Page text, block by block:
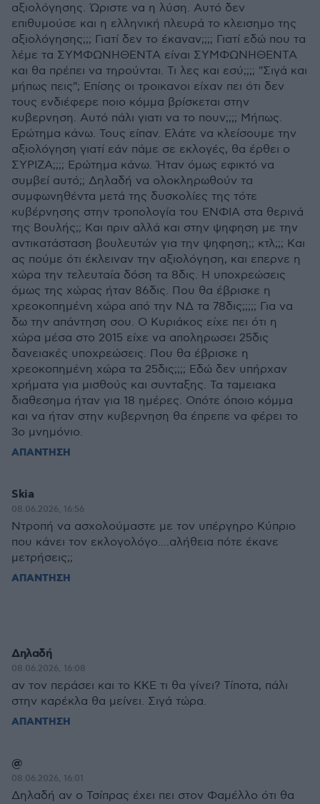
αξιολόγησης. Ώριστε να η λύση. Αυτό δεν
επιθυμούσε και η ελληνική πλευρά το κλεισημο της
αξιολόγησης;;; Γιατί δεν το έκαναν;;;; Γιατί εδώ που τα
λέμε τα ΣΥΜΦΩΝΗΘΕΝΤΑ είναι ΣΥΜΦΩΝΗΘΕΝΤΑ
και θα πρέπει να τηρούνται. Τι λες και εσύ;;;; "Σιγά και
μήπως πεις"; Επίσης οι τροικανοι είχαν πει ότι δεν
τους ενδιέφερε ποιο κόμμα βρίσκεται στην
κυβερνηση. Αυτό πάλι γιατι να το πουν;;;; Μήπως.
Ερώτημα κάνω. Τους είπαν. Ελάτε να κλείσουμε την
αξιολόγηση γιατί εάν πάμε σε εκλογές, θα έρθει ο
ΣΥΡΙΖΑ;;;; Ερώτημα κάνω. Ήταν όμως εφικτό να
συμβεί αυτό;; Δηλαδή να ολοκληρωθούν τα
συμφωνηθέντα μετά της δυσκολίες της τότε
κυβέρνησης στην τροπολογία του ΕΝΦΙΑ στα θερινά
της Βουλής;; Και πριν αλλά και στην ψηφηση με την
αντικατάσταση βουλευτών για την ψηφηση;; κτλ;;; Και
ας πούμε ότι έκλειναν την αξιολόγηση, και επερνε η
χώρα την τελευταία δόση τα 8δις. Η υποχρεώσεις
όμως της χώρας ήταν 86δις. Που θα έβρισκε η
χρεοκοπημένη χώρα από την ΝΔ τα 78δις;;;;; Για να
δω την απάντηση σου. Ο Κυριάκος είχε πει ότι η
χώρα μέσα στο 2015 είχε να αποληρωσει 25δις
δανειακές υποχρεώσεις. Που θα έβρισκε η
χρεοκοπημένη χώρα τα 25δις;;;; Εδώ δεν υπήρχαν
χρήματα για μισθούς και συνταξης. Τα ταμειακα
διαθεσημα ήταν για 18 ημέρες. Οπότε όποιο κόμμα
και να ήταν στην κυβερνηση θα έπρεπε να φέρει το
3ο μνημόνιο.
ΑΠΑΝΤΗΣΗ
Skia
08.06.2026, 16:56
Ντροπή να ασχολούμαστε με τον υπέργηρο Κύπριο
που κάνει τον εκλογολόγο....αλήθεια πότε έκανε
μετρήσεις;;
ΑΠΑΝΤΗΣΗ
Δηλαδή
08.06.2026, 16:08
αν τον περάσει και το ΚΚΕ τι θα γίνει? Τίποτα, πάλι
στην καρέκλα θα μείνει. Σιγά τώρα.
ΑΠΑΝΤΗΣΗ
@
08.06.2026, 16:01
Δηλαδή αν ο Τσίπρας έχει πει στον Φαμέλλο ότι θα